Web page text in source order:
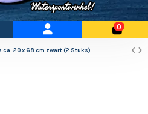
0
ca. 20 x 68 cm zwart (2 Stuks)